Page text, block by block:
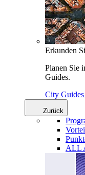
Erkunden
Planen Sie
Guides.
City Guides
Zurück
ALL